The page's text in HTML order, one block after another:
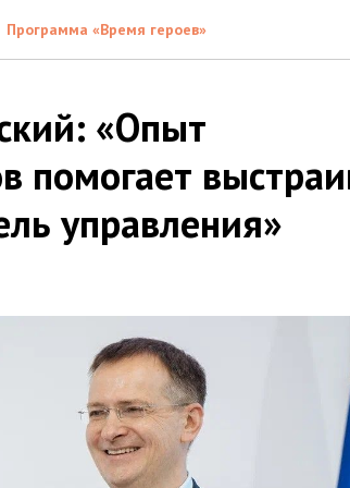
Программа «Время героев»
«Опыт
помогает
управления»